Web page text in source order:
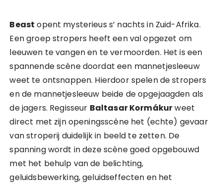
Beast opent mysterieus s’ nachts in Zuid-Afrika.
Een groep stropers heeft een val opgezet om
leeuwen te vangen en te vermoorden. Het is een
spannende scène doordat een mannetjesleeuw
weet te ontsnappen. Hierdoor spelen de stropers
en de mannetjesleeuw beide de opgejaagden als
de jagers. Regisseur Baltasar Kormákurweet
direct met zijn openingsscène het (echte) gevaar
van stroperij duidelijk in beeld te zetten. De
spanning wordt in deze scène goed opgebouwd
met het behulp van de belichting,
geluidsbewerking, geluidseffecten en het